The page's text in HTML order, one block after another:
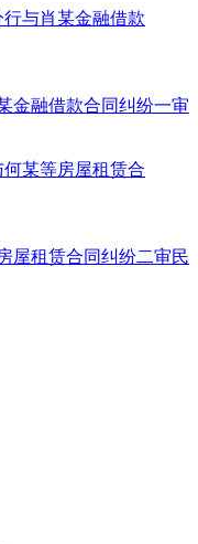
金融借款合同纠纷一审
屋租赁合同纠纷二审民